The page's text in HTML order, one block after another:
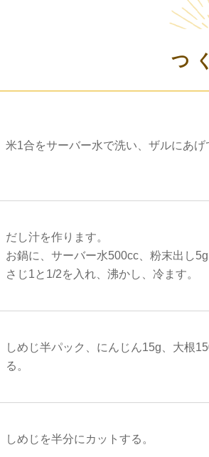
つ
米1合をサーバー水で洗い、ザルにあ
だし汁を作ります。
お鍋に、サーバー水500cc、粉末出し
さじ1と1/2を入れ、沸かし、冷ます。
しめじ半パック、にんじん15g、大根
る。
しめじを半分にカットする。